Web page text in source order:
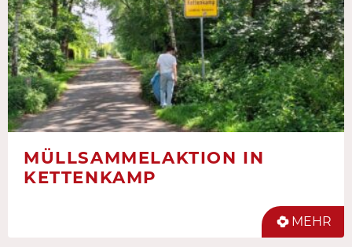
MÜLLSAMMELAKTION IN
KETTENKAMP
MEHR